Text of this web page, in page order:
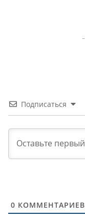
Подписаться
0 КОММЕНТАРИЕВ